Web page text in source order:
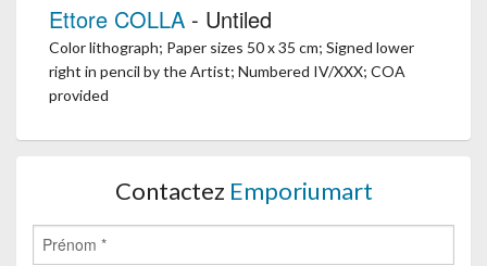
Ettore COLLA - Untiled
Color lithograph; Paper sizes 50 x 35 cm; Signed lower
right in pencil by the Artist; Numbered IV/XXX; COA
provided
Contactez Emporiumart